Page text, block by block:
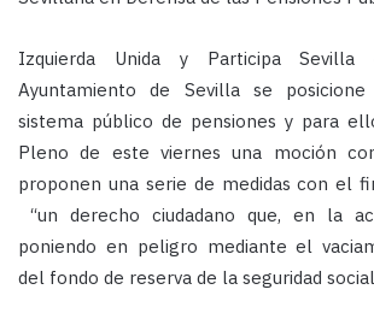
Izquierda Unida y Participa
Ayuntamiento de Sevilla se
sistema público de pensiones y para
Pleno de este viernes una moción
proponen una serie de medidas con el
“un derecho ciudadano que, en la
poniendo en peligro mediante el
del fondo de reserva de la seguridad